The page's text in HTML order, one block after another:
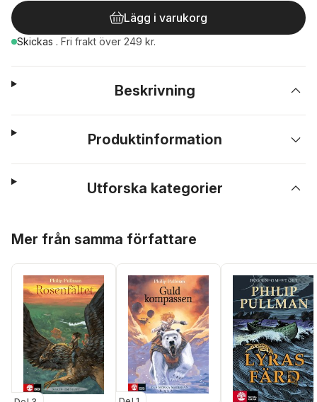
Lägg i varukorg
Skickas . Fri frakt över 249 kr.
Beskrivning
Produktinformation
Utforska kategorier
Mer från samma författare